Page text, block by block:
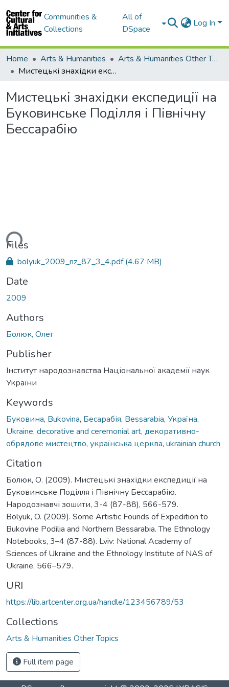
Communities &
Collections
All of
DSpace
Log In
Home Arts & Humanities
Arts & Humanities Other Topics
Мистецькі знахідки експедиції на Буковинське Поділля і Північну Бессарабію
Мистецькі знахідки експедиції на
Буковинське Поділля і Північну
Бессарабію
Files
bolyuk_2009_nz_87_3_4.pdf(4.67 MB)
Date
2009
Authors
Болюк, Олег
Publisher
Інститут народознавства Національної академії наук
України
Keywords
Буковина, Bukovina, Бесарабія, Bessarabia, Україна,
Ukraine, decorative and ceremonial art, декоративно-
обрядове мистецтво, українська церква, ukrainian church
Citation
Болюк, О. (2009). Мистецькі знахідки експедиції на
Буковинське Поділля і Північну Бессарабію.
Народознавчі зошити, 3-4 (87-88), 566-579.
Bolyuk, O. (2009). Some Artistic Founds of Expedition to
Bukovine Podilia and Northern Bessarabia. The Ethnology
Notebooks, 3–4 (87-88). Lviv: National Academy of
Sciences of Ukraine and the Ethnology Institute of NAS of
Ukraine, 566–579.
URI
https://lib.artcenter.org.ua/handle/123456789/53
Collections
Arts & Humanities Other Topics
Full item page